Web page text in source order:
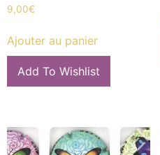
9,00€
Ajouter au panier
Add To Wishlist